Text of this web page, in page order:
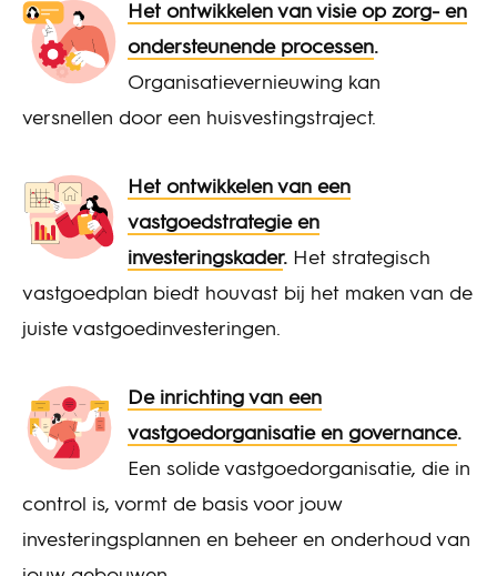
Het ontwikkelen van visie op zorg- en
ondersteunende processen.
Organisatievernieuwing kan
versnellen door een huisvestingstraject.
Het ontwikkelen van een
vastgoedstrategie en
investeringskader. Het strategisch
vastgoedplan biedt houvast bij het maken van de
juiste vastgoedinvesteringen.
De inrichting van een
vastgoedorganisatie en governance.
Een solide vastgoedorganisatie, die in
control is, vormt de basis voor jouw
investeringsplannen en beheer en onderhoud van